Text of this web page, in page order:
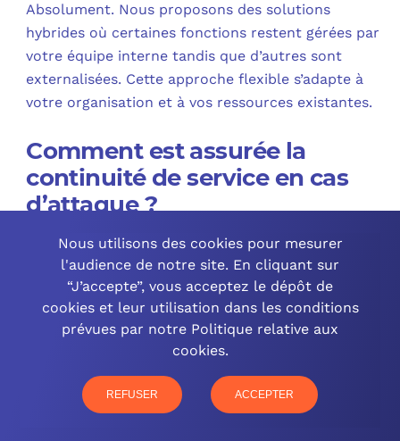
Absolument. Nous proposons des solutions
hybrides où certaines fonctions restent gérées par
votre équipe interne tandis que d’autres sont
externalisées. Cette approche flexible s’adapte à
votre organisation et à vos ressources existantes.
Comment est assurée la
continuité de service en cas
d’attaque ?
Nos solutions incluent des plans de reprise
d’activité (PRA) avec des sauvegardes régulières et
sécurisées. En cas d’incident, nous mettons en
œuvre des procédures de restauration rapides pour
minimiser l’interruption de vos activités.
Nous utilisons des cookies pour mesurer
l'audience de notre site. En cliquant sur
“J’accepte”, vous acceptez le dépôt de
cookies et leur utilisation dans les conditions
prévues par notre Politique relative aux
cookies.
REFUSER ACCEPTER